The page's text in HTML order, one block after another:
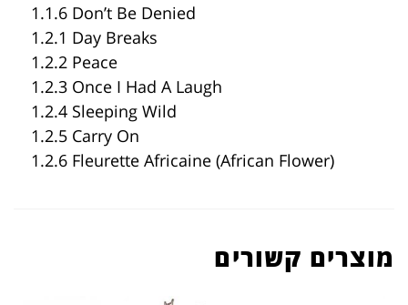
1.1.6 Don’t Be Denied
1.2.1 Day Breaks
1.2.2 Peace
1.2.3 Once I Had A Laugh
1.2.4 Sleeping Wild
1.2.5 Carry On
1.2.6 Fleurette Africaine (African Flower)
מוצרים קשורים